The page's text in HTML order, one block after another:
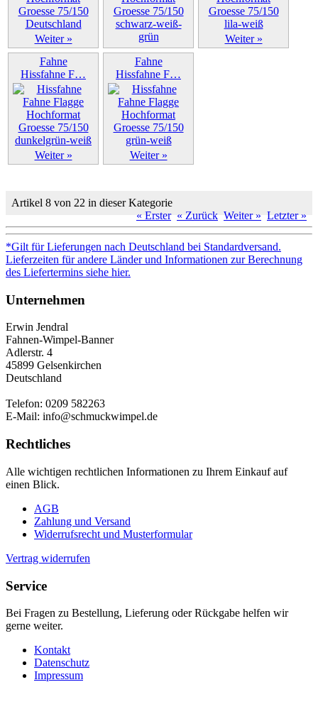
Weiter »
Weiter »
Weiter »
Fahne
Hissfahne F…
Weiter »
Fahne
Hissfahne F…
Weiter »
Artikel 8 von 22 in dieser Kategorie
« Erster « Zurück Weiter » Letzter »
*Gilt für Lieferungen nach Deutschland bei Standardversand.
Lieferzeiten für andere Länder und Informationen zur Berechnung
des Liefertermins siehe hier.
Unternehmen
Erwin Jendral
Fahnen-Wimpel-Banner
Adlerstr. 4
45899 Gelsenkirchen
Deutschland
Telefon: 0209 582263
E-Mail: info@schmuckwimpel.de
Rechtliches
Alle wichtigen rechtlichen Informationen zu Ihrem Einkauf auf
einen Blick.
AGB
Zahlung und Versand
Widerrufsrecht und Musterformular
Vertrag widerrufen
Service
Bei Fragen zu Bestellung, Lieferung oder Rückgabe helfen wir
gerne weiter.
Kontakt
Datenschutz
Impressum